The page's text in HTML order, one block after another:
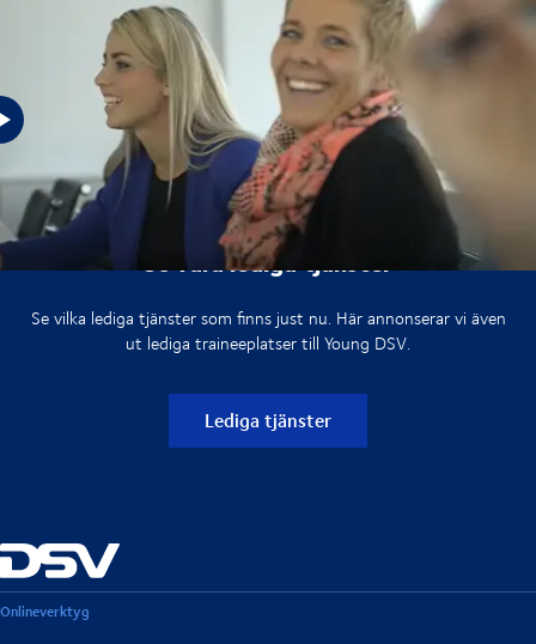
Se våra lediga tjänster
Se vilka lediga tjänster som finns just nu. Här annonserar vi även
ut lediga traineeplatser till Young DSV.
Lediga tjänster
Onlineverktyg